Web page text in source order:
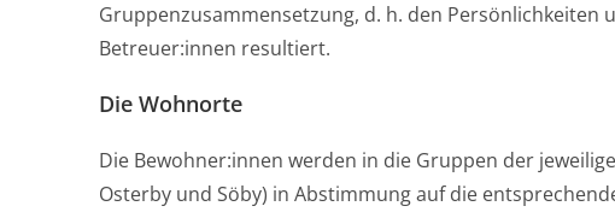
Gruppenzusammensetzung, d. h. den
Betreuer:innen resultiert.
Die Wohnorte
Die Bewohner:innen werden in die Gruppen der
Osterby und Söby) in Abstimmung auf die